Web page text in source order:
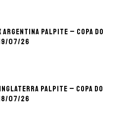
Argentina palpite – Copa do
07/26
palpite – Copa do
07/26